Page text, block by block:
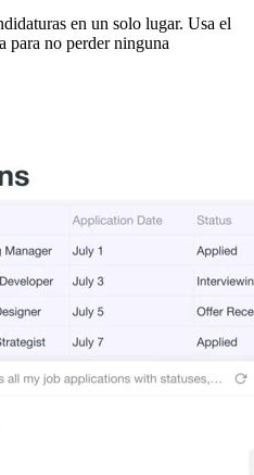
en un solo lugar. Usa el
para no perder ninguna